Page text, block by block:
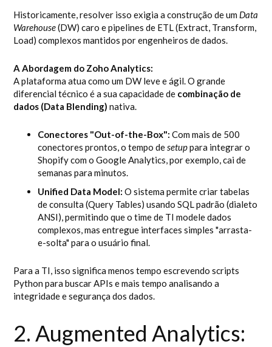
Historicamente, resolver isso exigia a construção de um Data
Warehouse(DW) caro e pipelines de ETL (Extract, Transform,
Load) complexos mantidos por engenheiros de dados.
A Abordagem do Zoho Analytics:
A plataforma atua como um DW leve e ágil. O grande
diferencial técnico é a sua capacidade de combinação de
dados (Data Blending) nativa.
Conectores "Out-of-the-Box": Com mais de 500
conectores prontos, o tempo desetuppara integrar o
Shopify com o Google Analytics, por exemplo, cai de
semanas para minutos.
Unified Data Model: O sistema permite criar tabelas
de consulta (Query Tables) usando SQL padrão (dialeto
ANSI), permitindo que o time de TI modele dados
complexos, mas entregue interfaces simples "arrasta-
e-solta" para o usuário final.
Para a TI, isso significa menos tempo escrevendo scripts
Python para buscar APIs e mais tempo analisando a
integridade e segurança dos dados.
2. Augmented Analytics: